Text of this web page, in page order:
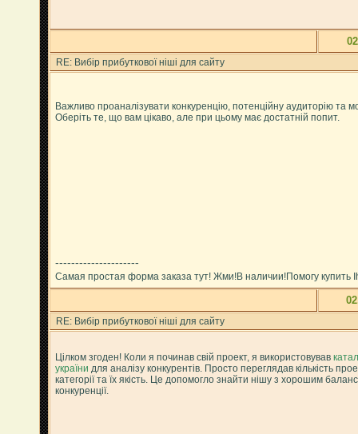
RE: Вибір прибуткової ніші для сайту
Важливо проаналізувати конкуренцію, потенційну аудиторію та
Оберіть те, що вам цікаво, але при цьому має достатній попит.
---------------------
Самая простая форма заказа тут! Жми!В наличии!Помогу купить
RE: Вибір прибуткової ніші для сайту
Цілком згоден! Коли я починав свій проект, я використовував
україни для аналізу конкурентів. Просто переглядав кількість
категорії та їх якість. Це допомогло знайти нішу з хорошим
конкуренції.